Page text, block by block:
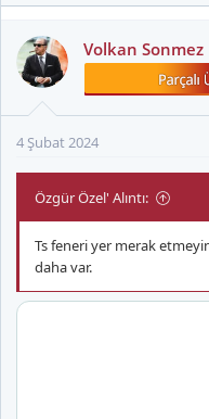
k
i
l
:
Volkan Sonmez
4 Şubat 2024
Özgür Özel' Alıntı:
Ts feneri yer merak
daha var.